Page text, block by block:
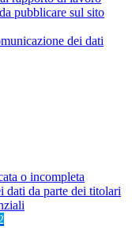
pubblicare sul sito
dei dati
o incompleta
dati da parte dei titolari